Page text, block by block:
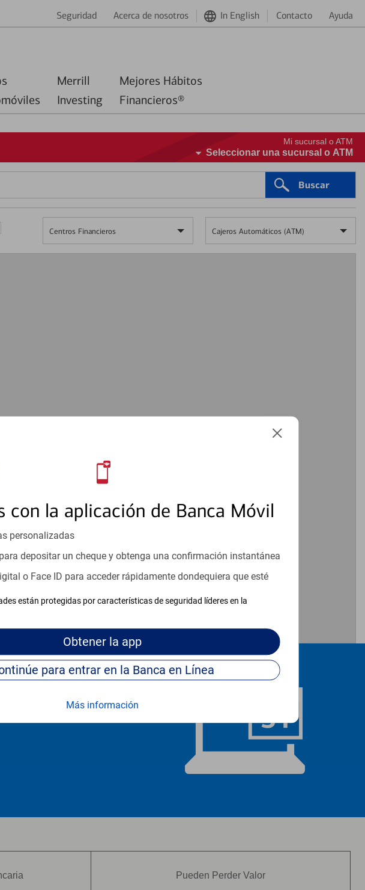
Seguridad Acerca de nosotros In English Contacto Ayuda
Merrill
Investing
Mejores Hábitos
Financieros®
con la aplicación de Banca Móvil
personalizadas
depositar un cheque y obtenga una confirmación instantánea
o Face ID para acceder rápidamente dondequiera que esté
están protegidas por características de seguridad líderes en la
Obtener la app
Continúe para entrar en la Banca en Línea
Más información
Mi sucursal o ATM
Seleccionar una sucursal o ATM
Buscar
Centros Financieros Cajeros Automáticos (ATM)
Pueden Perder Valor